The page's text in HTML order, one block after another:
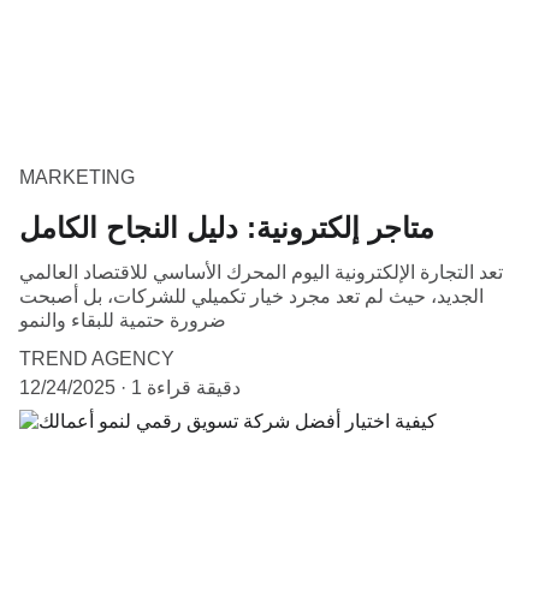
MARKETING
متاجر إلكترونية: دليل النجاح الكامل
تعد التجارة الإلكترونية اليوم المحرك الأساسي للاقتصاد العالمي
الجديد، حيث لم تعد مجرد خيار تكميلي للشركات، بل أصبحت
ضرورة حتمية للبقاء والنمو
TREND AGENCY
12/24/2025
1 دقيقة قراءة